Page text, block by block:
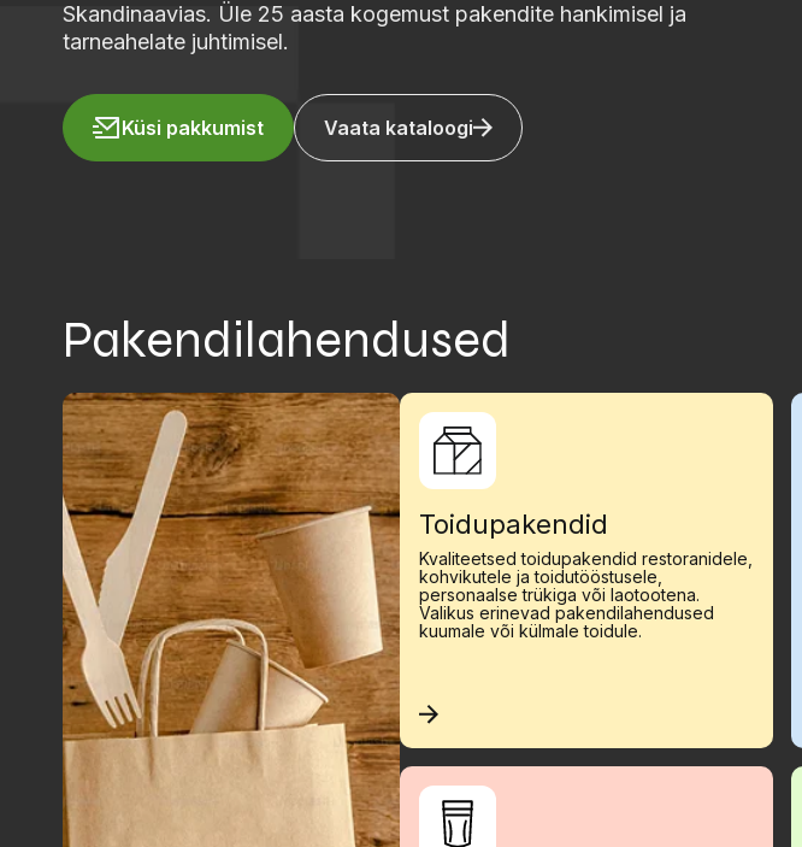
Skandinaavias. Üle 25 aasta kogemust pakendite hankimisel ja
tarneahelate juhtimisel.
Küsi pakkumist Vaata kataloogi
Pakendilahendused
Toidupakendid
Kvaliteetsed toidupakendid restoranidele,
kohvikutele ja toidutööstusele,
personaalse trükiga või laotootena.
Valikus erinevad pakendilahendused
kuumale või külmale toidule.